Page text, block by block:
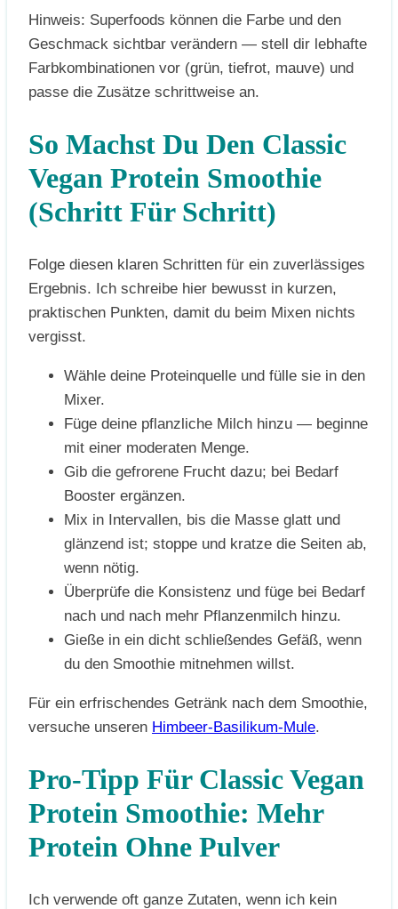
Hinweis: Superfoods können die Farbe und den
Geschmack sichtbar verändern — stell dir lebhafte
Farbkombinationen vor (grün, tiefrot, mauve) und
passe die Zusätze schrittweise an.
So Machst Du Den Classic
Vegan Protein Smoothie
(Schritt Für Schritt)
Folge diesen klaren Schritten für ein zuverlässiges
Ergebnis. Ich schreibe hier bewusst in kurzen,
praktischen Punkten, damit du beim Mixen nichts
vergisst.
Wähle deine Proteinquelle und fülle sie in den
Mixer.
Füge deine pflanzliche Milch hinzu — beginne
mit einer moderaten Menge.
Gib die gefrorene Frucht dazu; bei Bedarf
Booster ergänzen.
Mix in Intervallen, bis die Masse glatt und
glänzend ist; stoppe und kratze die Seiten ab,
wenn nötig.
Überprüfe die Konsistenz und füge bei Bedarf
nach und nach mehr Pflanzenmilch hinzu.
Gieße in ein dicht schließendes Gefäß, wenn
du den Smoothie mitnehmen willst.
Für ein erfrischendes Getränk nach dem Smoothie,
versuche unseren Himbeer-Basilikum-Mule.
Pro-Tipp Für Classic Vegan
Protein Smoothie: Mehr
Protein Ohne Pulver
Ich verwende oft ganze Zutaten, wenn ich kein